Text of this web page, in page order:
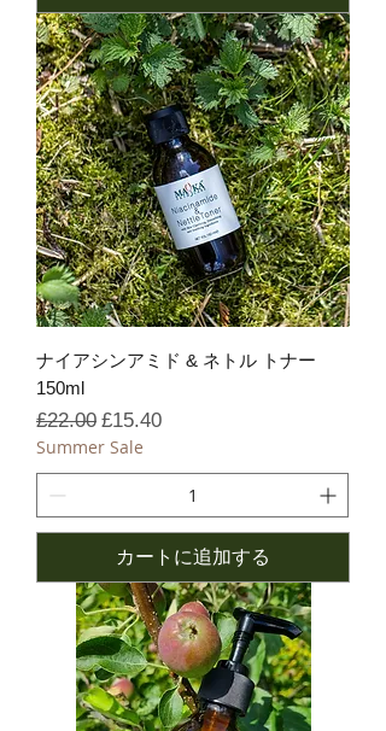
ナイアシンアミド & ネトル トナー
150ml
通常価格
£22.00 セール価格
£15.40
Summer Sale
カートに追加する